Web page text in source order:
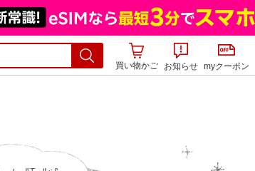
買い物かご
お知らせ myクーポン